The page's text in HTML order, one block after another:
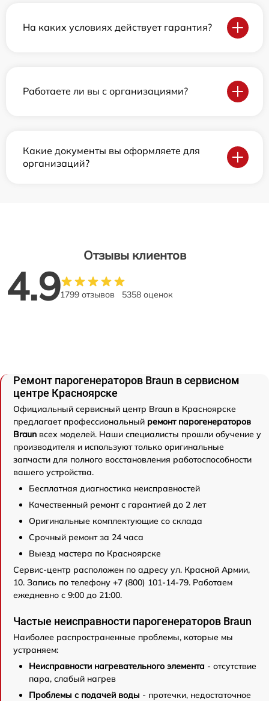
На каких условиях действует гарантия?
Работаете ли вы с организациями?
Какие документы вы оформляете для
организаций?
Отзывы клиентов
4.91799 отзывов 5358 оценок
Ремонт парогенераторов Braun в сервисном
центре Красноярске
Официальный сервисный центр Braun в Красноярске
предлагает профессиональный ремонт парогенераторов
Braun всех моделей. Наши специалисты прошли обучение у
производителя и используют только оригинальные
запчасти для полного восстановления работоспособности
вашего устройства.
Бесплатная диагностика неисправностей
Качественный ремонт с гарантией до 2 лет
Оригинальные комплектующие со склада
Срочный ремонт за 24 часа
Выезд мастера по Красноярске
Сервис-центр расположен по адресу ул. Красной Армии,
10. Запись по телефону +7 (800) 101-14-79. Работаем
ежедневно с 9:00 до 21:00.
Частые неисправности парогенераторов Braun
Наиболее распространенные проблемы, которые мы
устраняем:
Неисправности нагревательного элемента - отсутствие
пара, слабый нагрев
Проблемы с подачей воды - протечки, недостаточное